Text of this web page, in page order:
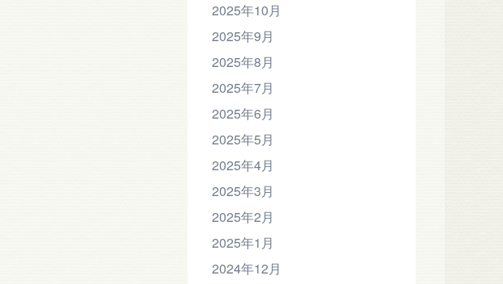
2025年10月
2025年9月
2025年8月
2025年7月
2025年6月
2025年5月
2025年4月
2025年3月
2025年2月
2025年1月
2024年12月